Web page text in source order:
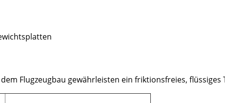
Flugzeugbau gewährleisten ein friktionsfreies, flüssiges